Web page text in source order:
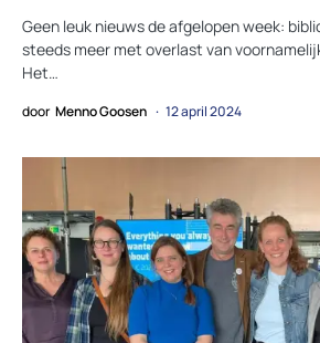
Geen leuk nieuws de afgelopen week:
steeds meer met overlast van
Het…
door Menno Goosen 12 april 2024